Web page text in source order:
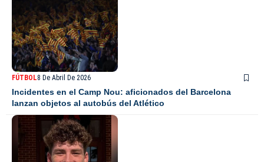
FÚTBOL8 De Abril De 2026
Incidentes en el Camp Nou: aficionados del Barcelona
lanzan objetos al autobús del Atlético